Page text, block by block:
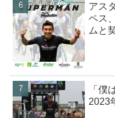
アス
ペス
ムと
「僕
2023